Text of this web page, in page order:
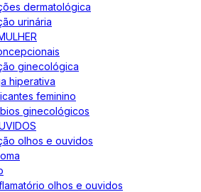
dermatológica
urinária
ginecológica
hiperativa
feminino
ginecológicos
olhos e ouvidos
olhos e ouvidos